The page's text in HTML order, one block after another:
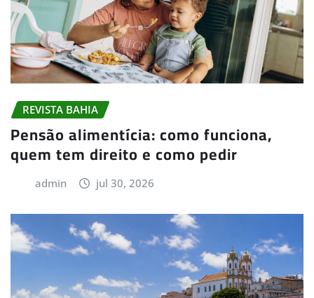
REVISTA BAHIA
Pensão alimentícia: como funciona,
quem tem direito e como pedir
admin jul 30, 2026